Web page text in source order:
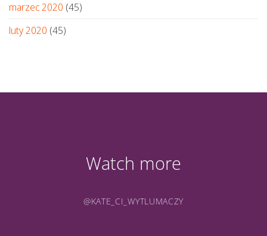
marzec 2020 (45)
luty 2020 (45)
Watch more
@KATE_CI_WYTLUMACZY